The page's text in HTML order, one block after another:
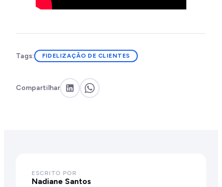
Tags: FIDELIZAÇÃO DE CLIENTES
Compartilhar
ESCRITO POR
Nadiane Santos